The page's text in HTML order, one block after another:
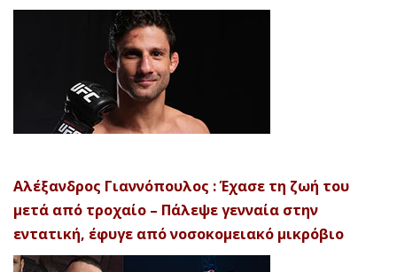
Αλέξανδρος Γιαννόπουλος : Έχασε τη ζωή του
μετά από τροχαίο – Πάλεψε γενναία στην
εντατική, έφυγε από νοσοκομειακό μικρόβιο